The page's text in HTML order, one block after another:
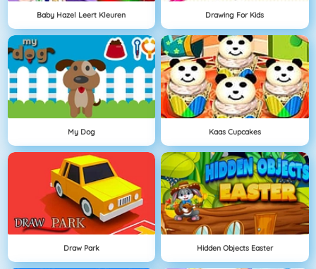
Baby Hazel Leert Kleuren Drawing For Kids
My Dog Kaas Cupcakes
Draw Park Hidden Objects Easter